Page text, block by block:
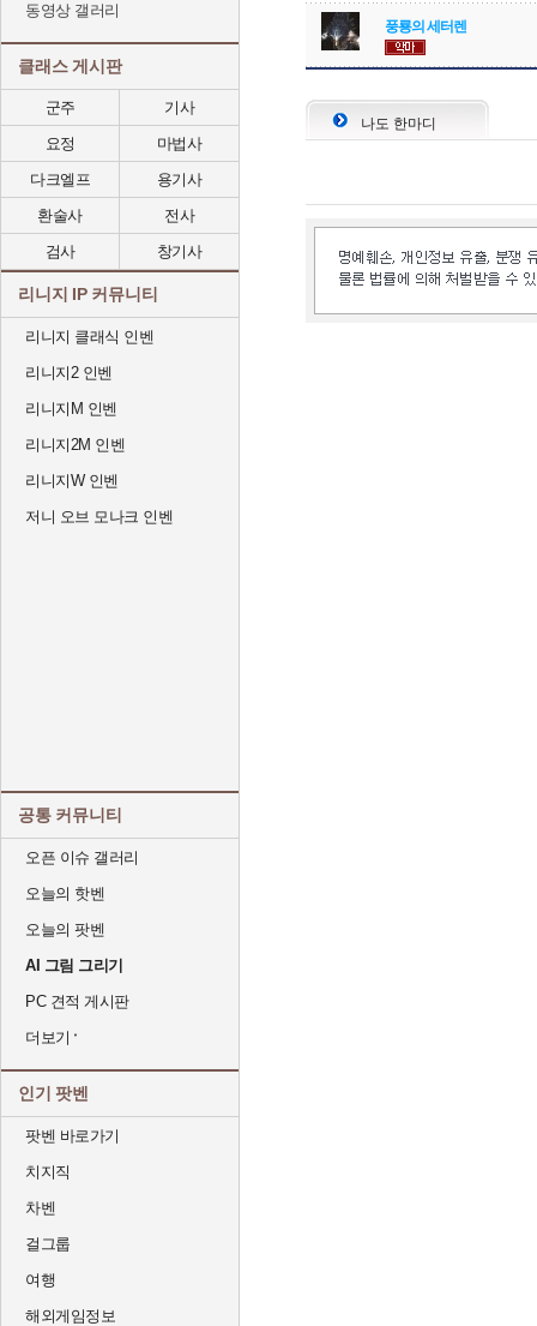
동영상 갤러리
클래스 게시판
군주
기사
요정
마법사
다크엘프
용기사
환술사
전사
검사
창기사
리니지 IP 커뮤니티
리니지 클래식 인벤
리니지2 인벤
리니지M 인벤
리니지2M 인벤
리니지W 인벤
저니 오브 모나크 인벤
공통 커뮤니티
오픈 이슈 갤러리
오늘의 핫벤
오늘의 팟벤
AI 그림 그리기
PC 견적 게시판
더보기
인기 팟벤
팟벤 바로가기
치지직
차벤
걸그룹
여행
해외게임정보
풍룡의 세터렌
나도 한마디